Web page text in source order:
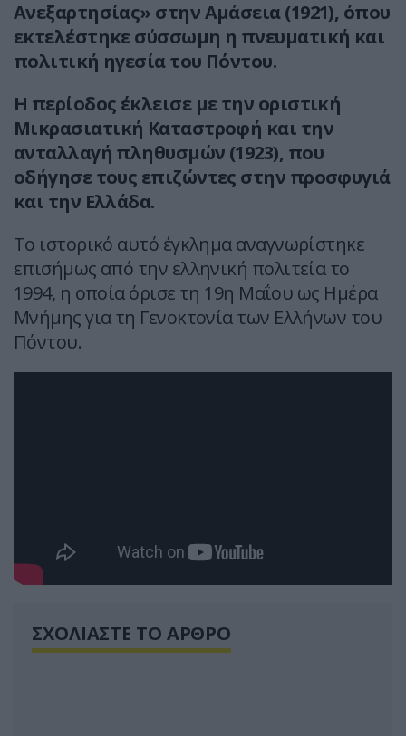
Ανεξαρτησίας» στην Αμάσεια (1921), όπου
εκτελέστηκε σύσσωμη η πνευματική και
πολιτική ηγεσία του Πόντου.
Η περίοδος έκλεισε με την οριστική
Μικρασιατική Καταστροφή και την
ανταλλαγή πληθυσμών (1923), που
οδήγησε τους επιζώντες στην προσφυγιά
και την Ελλάδα.
Το ιστορικό αυτό έγκλημα αναγνωρίστηκε
επισήμως από την ελληνική πολιτεία το
1994, η οποία όρισε τη 19η Μαΐου ως Ημέρα
Μνήμης για τη Γενοκτονία των Ελλήνων του
Πόντου.
ΣΧΟΛΙΑΣΤΕ ΤΟ ΑΡΘΡΟ